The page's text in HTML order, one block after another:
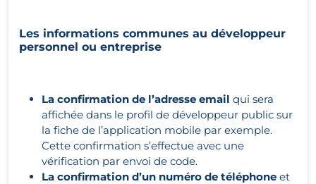
Les informations communes au développeur
personnel ou entreprise
La confirmation de l’adresse email qui sera
affichée dans le profil de développeur public sur
la fiche de l’application mobile par exemple.
Cette confirmation s’effectue avec une
vérification par envoi de code.
La confirmation d’un numéro de téléphone et